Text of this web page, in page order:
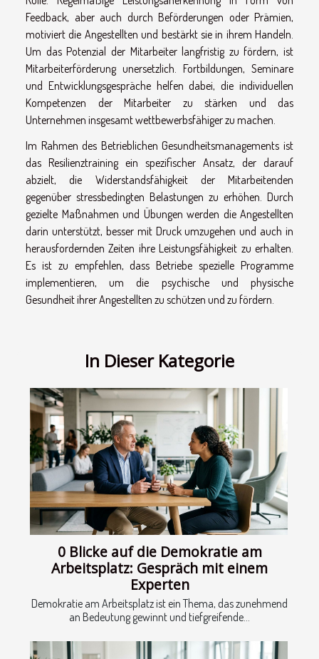
Feedback, aber auch durch Beförderungen oder Prämien,
motiviert die Angestellten und bestärkt sie in ihrem Handeln.
Um das Potenzial der Mitarbeiter langfristig zu fördern, ist
Mitarbeiterförderung unersetzlich. Fortbildungen, Seminare
und Entwicklungsgespräche helfen dabei, die individuellen
Kompetenzen der Mitarbeiter zu stärken und das
Unternehmen insgesamt wettbewerbsfähiger zu machen.
Im Rahmen des Betrieblichen Gesundheitsmanagements ist
das Resilienztraining ein spezifischer Ansatz, der darauf
abzielt, die Widerstandsfähigkeit der Mitarbeitenden
gegenüber stressbedingten Belastungen zu erhöhen. Durch
gezielte Maßnahmen und Übungen werden die Angestellten
darin unterstützt, besser mit Druck umzugehen und auch in
herausfordernden Zeiten ihre Leistungsfähigkeit zu erhalten.
Es ist zu empfehlen, dass Betriebe spezielle Programme
implementieren, um die psychische und physische
Gesundheit ihrer Angestellten zu schützen und zu fördern.
In Dieser Kategorie
0 Blicke auf die Demokratie am
Arbeitsplatz: Gespräch mit einem
Experten
Demokratie am Arbeitsplatz ist ein Thema, das zunehmend
an Bedeutung gewinnt und tiefgreifende...